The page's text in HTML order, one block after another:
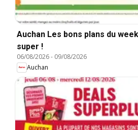
Auchan Les bons plans du
super !
06/08/2026- 09/08/2026
Auchan